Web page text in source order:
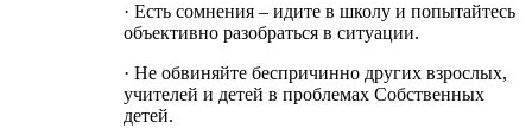
· Есть сомнения – идите в школу и попытайтесь
объективно разобраться в ситуации.
· Не обвиняйте беспричинно других взрослых,
учителей и детей в проблемах Собственных
детей.